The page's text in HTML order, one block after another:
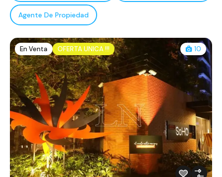
Agente De Propiedad
En Venta OFERTA UNICA !!! 10